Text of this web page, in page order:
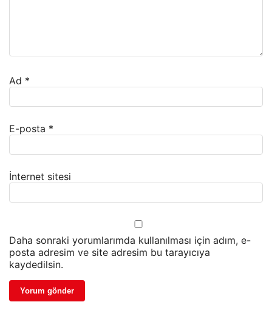
Ad *
E-posta *
İnternet sitesi
Daha sonraki yorumlarımda kullanılması için adım, e-
posta adresim ve site adresim bu tarayıcıya
kaydedilsin.